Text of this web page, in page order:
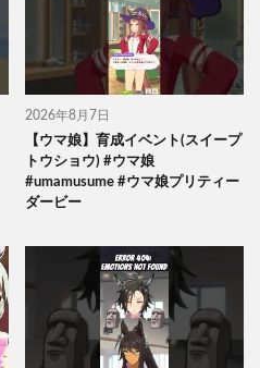
2026年8月7日
【ウマ娘】育成イベント(スイープ
トウショウ) #ウマ娘
#umamusume #ウマ娘プリティー
ダービー